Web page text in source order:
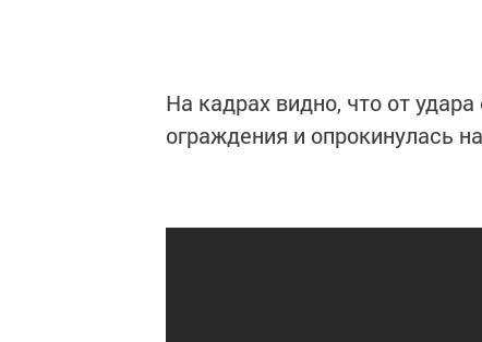
На кадрах видно, что от
ограждения и опрокинулась